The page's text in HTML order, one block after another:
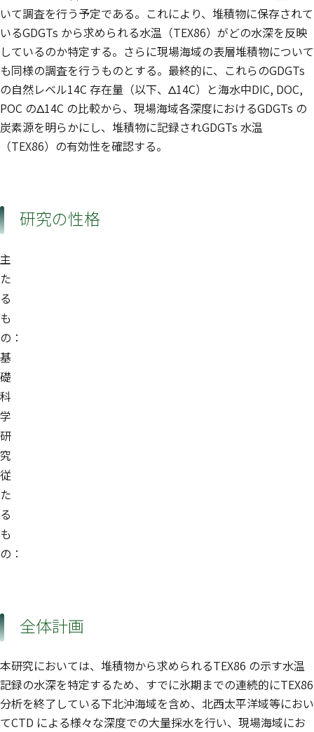
いて調査を行う予定である。これにより、堆積物に保存されて
いるGDGTs から求められる水温（TEX86）がどの水深を反映
しているのか特定する。さらに現場海域の表層堆積物について
も同様の調査を行うものとする。最終的に、これらのGDGTs
の自然レベル14C 存在量（以下、Δ14C）と海水中DIC, DOC,
POC のΔ14C の比較から、現場海域各深度におけるGDGTs の
炭素源を明らかにし、堆積物に記録されGDGTs 水温
（TEX86）の有効性を確認する。
研究の性格
主
た
る
も
の：
基
礎
科
学
研
究
従
た
る
も
の：
全体計画
本研究においては、堆積物から求められるTEX86 の示す水温
記録の水深を特定するため、すでに氷期までの連続的にTEX86
分析を終了している下北沖海域を含め、北西太平洋域等におい
てCTD による様々な深度での大量採水を行い、現場海域にお